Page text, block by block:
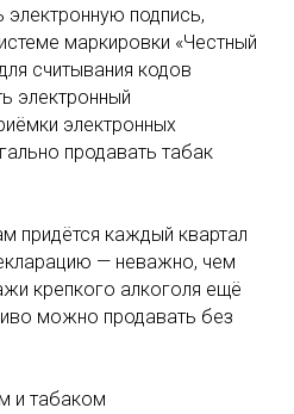
электронную подпись,
маркировки «Честный
считывания кодов
электронный
электронных
продавать табак
придётся каждый квартал
— неважно, чем
крепкого алкоголя ещё
можно продавать без
и табаком